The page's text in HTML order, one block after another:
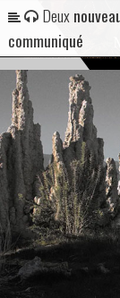
Deux
communiqué